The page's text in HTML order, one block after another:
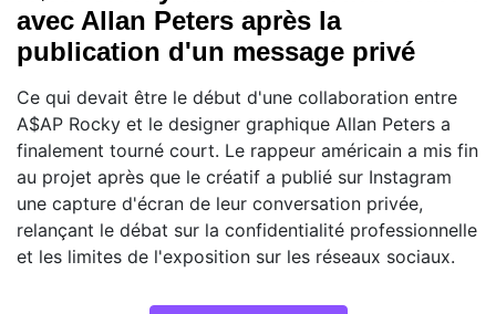
avec Allan Peters après la
publication d'un message privé
Ce qui devait être le début d'une collaboration entre
A$AP Rocky et le designer graphique Allan Peters a
finalement tourné court. Le rappeur américain a mis fin
au projet après que le créatif a publié sur Instagram
une capture d'écran de leur conversation privée,
relançant le débat sur la confidentialité professionnelle
et les limites de l'exposition sur les réseaux sociaux.